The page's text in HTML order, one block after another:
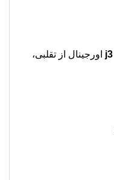
اورجینال از تقلبی،